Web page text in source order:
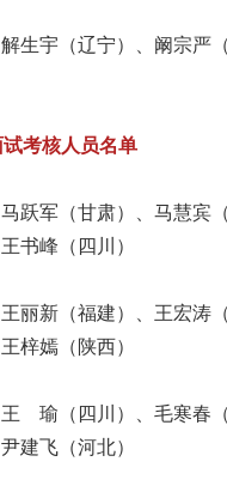
生宇（辽宁）、阚宗严（
考核人员名单
跃军（甘肃）、马慧宾（
书峰（四川）
丽新（福建）、王宏涛（
梓嫣（陕西）
瑜（四川）、毛寒春（
建飞（河北）